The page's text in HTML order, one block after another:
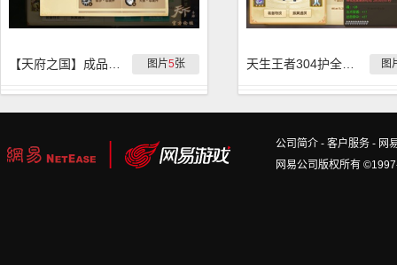
图片5张 图
公司简介 - 客户服务 - 网
网易公司版权所有